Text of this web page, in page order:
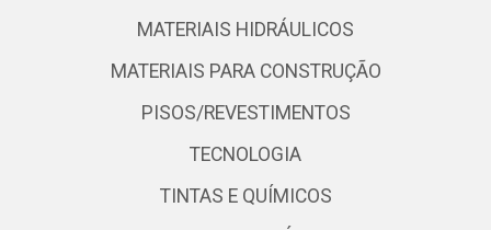
MATERIAIS HIDRÁULICOS
MATERIAIS PARA CONSTRUÇÃO
PISOS/REVESTIMENTOS
TECNOLOGIA
TINTAS E QUÍMICOS